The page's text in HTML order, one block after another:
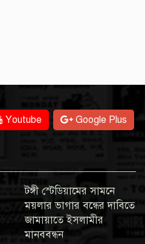
Youtube Google Plus
টঙ্গী স্টেডিয়ামের সামনে
ময়লার ভাগার বন্ধের দাবিতে
জামায়াতে ইসলামীর
মানববন্ধন